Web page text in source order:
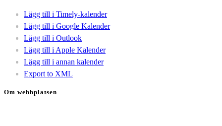
Lägg till i Timely-kalender
Lägg till i Google Kalender
Lägg till i Outlook
Lägg till i Apple Kalender
Lägg till i annan kalender
Export to XML
Om webbplatsen